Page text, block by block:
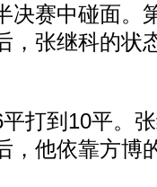
赛中碰面。
，张继科的状
到10平。张
，他依靠方博